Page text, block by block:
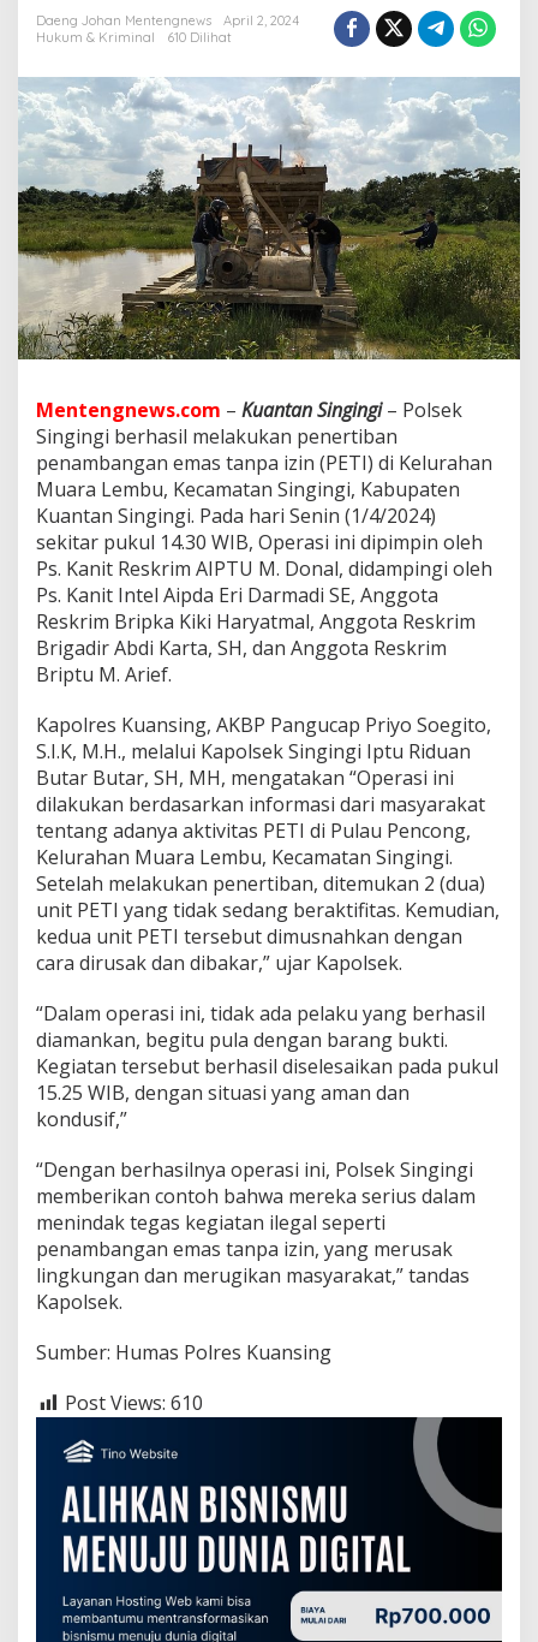
n
n
g
i
B
e
r
h
a
s
i
l
M
e
r
t
i
b
k
a
n
P
e
n
a
m
n
a
n
E
m
a
s
T
a
n
p
z
i
n
d
l
u
r
h
a
u
a
u
K
e
m
Daeng Johan Mentengnews
April 2, 2024
Hukum & Kriminal
610 Dilihat
Mentengnews.com – Kuantan Singingi – Polsek
Singingi berhasil melakukan penertiban
penambangan emas tanpa izin (PETI) di Kelurahan
Muara Lembu, Kecamatan Singingi, Kabupaten
Kuantan Singingi. Pada hari Senin (1/4/2024)
sekitar pukul 14.30 WIB, Operasi ini dipimpin oleh
Ps. Kanit Reskrim AIPTU M. Donal, didampingi oleh
Ps. Kanit Intel Aipda Eri Darmadi SE, Anggota
Reskrim Bripka Kiki Haryatmal, Anggota Reskrim
Brigadir Abdi Karta, SH, dan Anggota Reskrim
Briptu M. Arief.
Kapolres Kuansing, AKBP Pangucap Priyo Soegito,
S.I.K, M.H., melalui Kapolsek Singingi Iptu Riduan
Butar Butar, SH, MH, mengatakan “Operasi ini
dilakukan berdasarkan informasi dari masyarakat
tentang adanya aktivitas PETI di Pulau Pencong,
Kelurahan Muara Lembu, Kecamatan Singingi.
Setelah melakukan penertiban, ditemukan 2 (dua)
unit PETI yang tidak sedang beraktifitas. Kemudian,
kedua unit PETI tersebut dimusnahkan dengan
cara dirusak dan dibakar,” ujar Kapolsek.
“Dalam operasi ini, tidak ada pelaku yang berhasil
diamankan, begitu pula dengan barang bukti.
Kegiatan tersebut berhasil diselesaikan pada pukul
15.25 WIB, dengan situasi yang aman dan
kondusif,”
“Dengan berhasilnya operasi ini, Polsek Singingi
memberikan contoh bahwa mereka serius dalam
menindak tegas kegiatan ilegal seperti
penambangan emas tanpa izin, yang merusak
lingkungan dan merugikan masyarakat,” tandas
Kapolsek.
Sumber: Humas Polres Kuansing
Post Views: 610